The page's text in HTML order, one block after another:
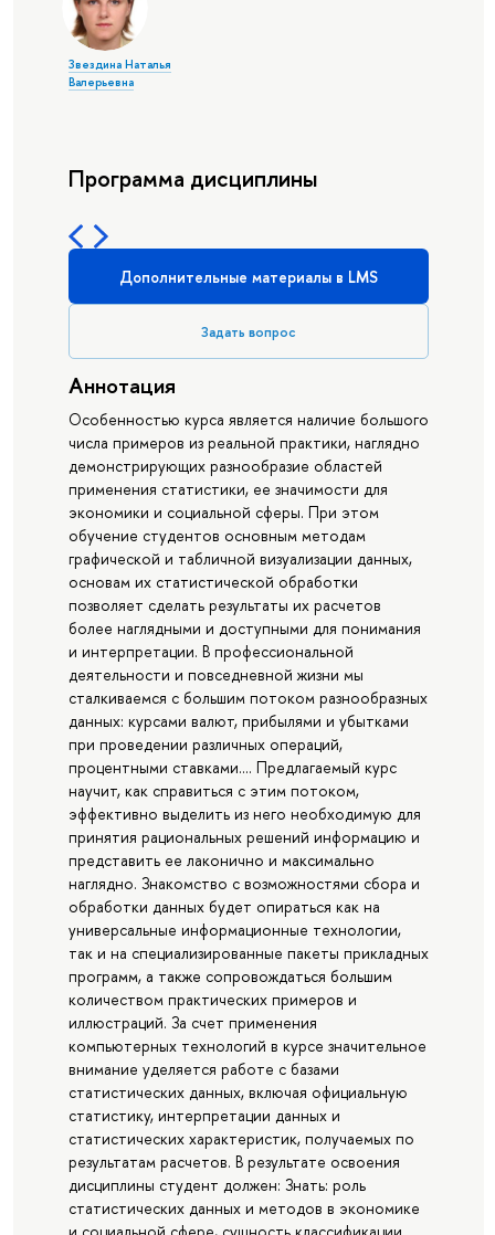
Звездина Наталья
Валерьевна
Программа дисциплины
Дополнительные материалы в LMS
Задать вопрос
Аннотация
Особенностью курса является наличие большого
числа примеров из реальной практики, наглядно
демонстрирующих разнообразие областей
применения статистики, ее значимости для
экономики и социальной сферы. При этом
обучение студентов основным методам
графической и табличной визуализации данных,
основам их статистической обработки
позволяет сделать результаты их расчетов
более наглядными и доступными для понимания
и интерпретации. В профессиональной
деятельности и повседневной жизни мы
сталкиваемся с большим потоком разнообразных
данных: курсами валют, прибылями и убытками
при проведении различных операций,
процентными ставками.... Предлагаемый курс
научит, как справиться с этим потоком,
эффективно выделить из него необходимую для
принятия рациональных решений информацию и
представить ее лаконично и максимально
наглядно. Знакомство с возможностями сбора и
обработки данных будет опираться как на
универсальные информационные технологии,
так и на специализированные пакеты прикладных
программ, а также сопровождаться большим
количеством практических примеров и
иллюстраций. За счет применения
компьютерных технологий в курсе значительное
внимание уделяется работе с базами
статистических данных, включая официальную
статистику, интерпретации данных и
статистических характеристик, получаемых по
результатам расчетов. В результате освоения
дисциплины студент должен: Знать: роль
статистических данных и методов в экономике